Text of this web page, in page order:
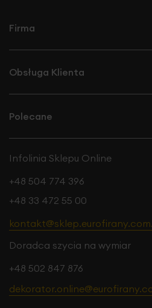
Firma
Obsługa Klienta
Polecane
Infolinia Sklepu Online
+48 504 774 396
+48 33 472 55 00
Doradca szycia na wymiar
+48 502 847 876